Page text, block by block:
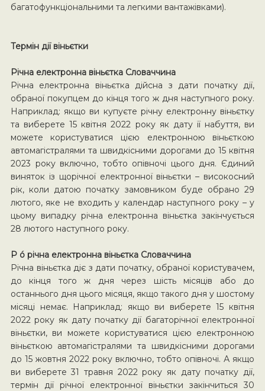
багатофункціональними та легкими вантажівками).
Термін дії віньєтки
Річна електронна віньєтка Словаччина
Річна електронна віньєтка дійсна з дати початку дії,
обраної покупцем до кінця того ж дня наступного року.
Наприклад: якщо ви купуєте річну електронну віньєтку
та виберете 15 квітня 2022 року як дату її набуття, ви
можете користуватися цією електронною віньєткою
автомагістралями та швидкісними дорогами до 15 квітня
2023 року включно, тобто опівночі цього дня. Єдиний
виняток із щорічної електронної віньєтки – високосний
рік, коли датою початку замовником буде обрано 29
лютого, яке не входить у календар наступного року – у
цьому випадку річна електронна віньєтка закінчується
28 лютого наступного року.
P ó річна електронна віньєтка Словаччина
Річна віньєтка діє з дати початку, обраної користувачем,
до кінця того ж дня через шість місяців або до
останнього дня цього місяця, якщо такого дня у шостому
місяці немає. Наприклад: якщо ви виберете 15 квітня
2022 року як дату початку дії багаторічної електронної
віньєтки, ви можете користуватися цією електронною
віньєткою автомагістралями та швидкісними дорогами
до 15 жовтня 2022 року включно, тобто опівночі. А якщо
ви виберете 31 травня 2022 року як дату початку дії,
термін дії річної електронної віньєтки закінчиться 30